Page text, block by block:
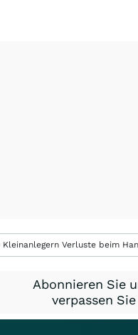
Verluste beim
Abonnieren Sie
verpassen